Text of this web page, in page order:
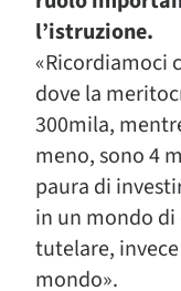
l’istruzione.
«Ricordiamoci
dove la
300mila,
meno, sono 4
paura di
in un mondo
tutelare,
mondo».